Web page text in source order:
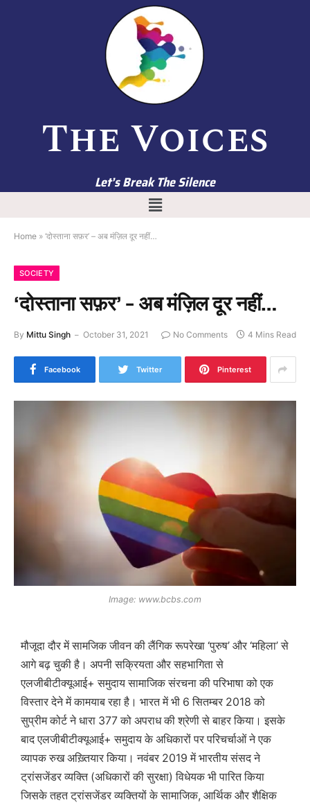
The Voices
Let’s Break The Silence
Home » ‘दोस्ताना सफ़र’ – अब मंज़िल दूर नहीं…
SOCIETY
‘दोस्ताना सफ़र’ – अब मंज़िल दूर नहीं…
By Mittu Singh October 31, 2021 No Comments 4 Mins Read
Facebook Twitter Pinterest
Image: www.bcbs.com
मौजूदा दौर में सामजिक जीवन की लैंगिक रूपरेखा ‘पुरुष’ और ‘महिला’ से
आगे बढ़ चुकी है। अपनी सक्रियता और सहभागिता से
एलजीबीटीक्यूआई+ समुदाय सामाजिक संरचना की परिभाषा को एक
विस्तार देने में कामयाब रहा है। भारत में भी 6 सितम्बर 2018 को
सुप्रीम कोर्ट ने धारा 377 को अपराध की श्रेणी से बाहर किया। इसके
बाद एलजीबीटीक्यूआई+ समुदाय के अधिकारों पर परिचर्चाओं ने एक
व्यापक रुख अख़्तियार किया। नवंबर 2019 में भारतीय संसद ने
ट्रांसजेंडर व्यक्ति (अधिकारों की सुरक्षा) विधेयक भी पारित किया
जिसके तहत ट्रांसजेंडर व्यक्तियों के सामाजिक, आर्थिक और शैक्षिक